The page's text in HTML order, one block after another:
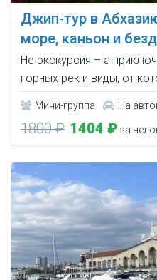
Джип-тур в
море, каньон и
Не экскурсия – а
горных рек и виды, от
Мини-группа На
1800 ₽ 1404 ₽ за